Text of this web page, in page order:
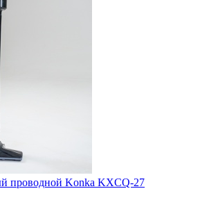
проводной Konka KXCQ-27